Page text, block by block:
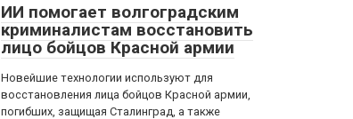
ИИ помогает волгоградским
криминалистам восстановить
лицо бойцов Красной армии
Новейшие технологии используют для
восстановления лица бойцов Красной армии,
погибших, защищая Сталинград, а также